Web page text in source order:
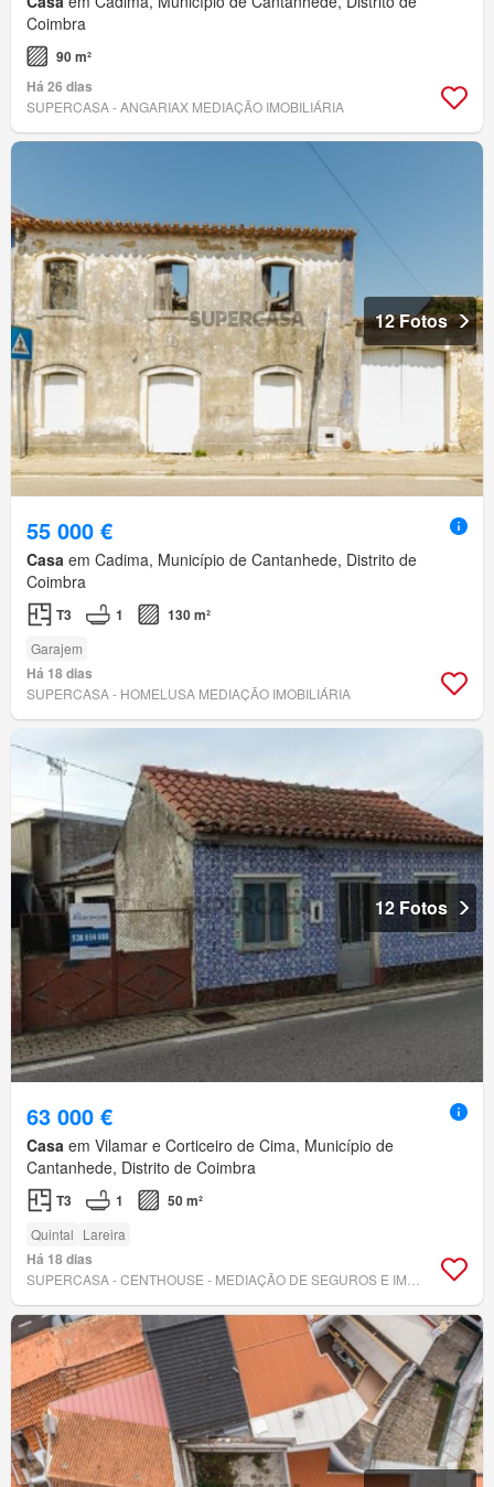
Coimbra
90 m²
Há 26 dias
SUPERCASA - ANGARIAX MEDIAÇÃO IMOBILIÁRIA
12 Fotos
55 000 €
Casa em Cadima, Município de Cantanhede, Distrito de
Coimbra
T3 1 130 m²
Garajem
Há 18 dias
SUPERCASA - HOMELUSA MEDIAÇÃO IMOBILIÁRIA
12 Fotos
63 000 €
Casa em Vilamar e Corticeiro de Cima, Município de
Cantanhede, Distrito de Coimbra
T3 1 50 m²
Quintal Lareira
Há 18 dias